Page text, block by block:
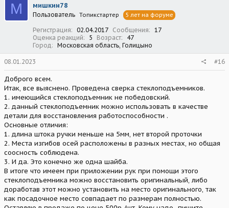
М мишкин78
Пользователь Топикстартер 5 лет на форуме
Регистрация 02.04.2017 Сообщения
17
Оценка реакций
5 Возраст
47
Город
Московская область, Голицыно
08.01.2023 #16
Доброго всем.
Итак, все выяснено. Проведена сверка стеклоподъемников.
1. имеющийся стеклоподъемник не победовский.
2. данный стеклоподъемник можно использовать в качестве
детали для восстановления работоспособности .
Основные отличия:
1. длина штока ручки меньше на 5мм, нет второй проточки
2. Места изгибов осей расположены в разных местах, но общая
соосность соблюдена.
3. И да. Это конечно же одна шайба.
В итоге что имеем при приложении рук при помощи этого
стеклоподъемника можно восстановить оригинальный, либо
доработав этот можно установить на место оригинального, так
как посадочное место совпадает по размерам полностью.